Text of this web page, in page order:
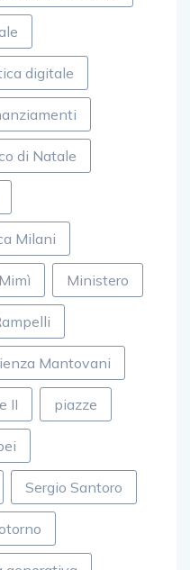
digitale
di Natale
Milani
Mimì Ministero
Mantovani
II piazze
Sergio Santoro